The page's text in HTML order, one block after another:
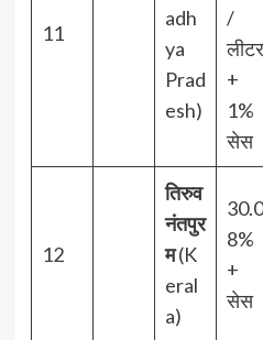
11
adh
ya
Prad
esh)
/
लीटर
+
1%
सेस
12
तिरुव
नंतपुर
म(K
eral
a)
30.0
8%
+
सेस